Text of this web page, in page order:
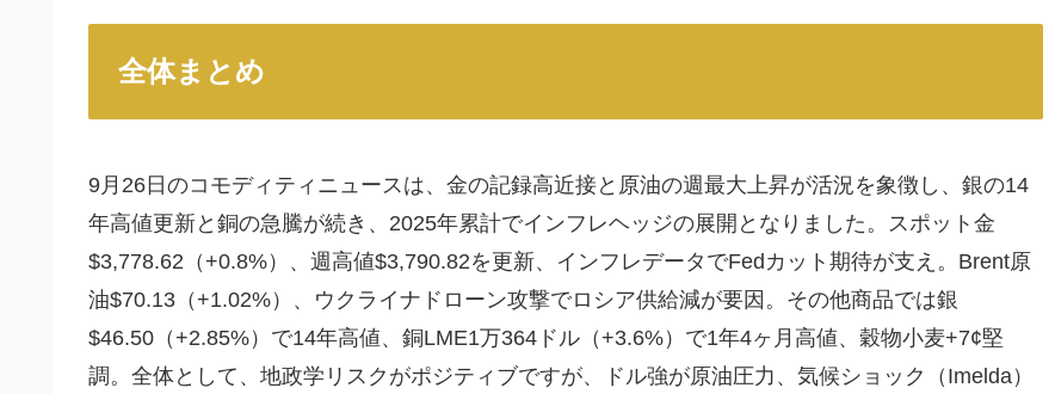
全体まとめ
9月26日のコモディティニュースは、金の記録高近接と原油の週最大上昇が活況を象徴し、銀の14
年高値更新と銅の急騰が続き、2025年累計でインフレヘッジの展開となりました。スポット金
$3,778.62（+0.8%）、週高値$3,790.82を更新、インフレデータでFedカット期待が支え。Brent原
油$70.13（+1.02%）、ウクライナドローン攻撃でロシア供給減が要因。その他商品では銀
$46.50（+2.85%）で14年高値、銅LME1万364ドル（+3.6%）で1年4ヶ月高値、穀物小麦+7¢堅
調。全体として、地政学リスクがポジティブですが、ドル強が原油圧力、気候ショック（Imelda）